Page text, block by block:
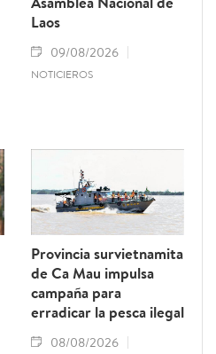
Laos
09/08/2026
NOTICIEROS
Provincia survietnamita
de Ca Mau impulsa
campaña para
erradicar la pesca ilegal
08/08/2026